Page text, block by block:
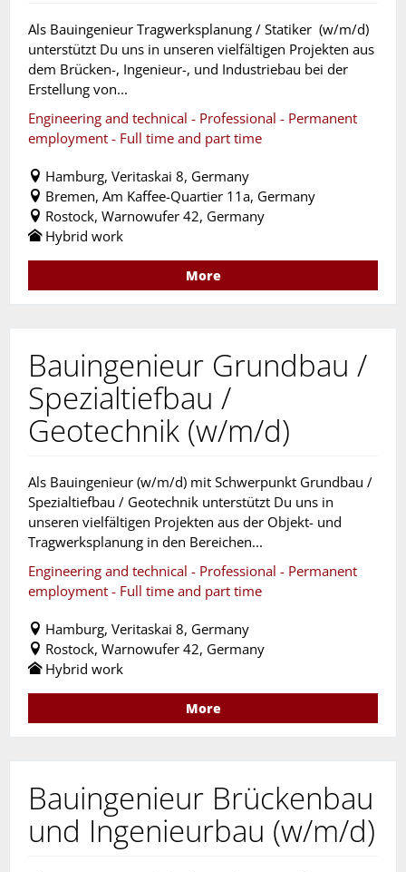
Als Bauingenieur Tragwerksplanung / Statiker (w/m/d)
unterstützt Du uns in unseren vielfältigen Projekten aus
dem Brücken-, Ingenieur-, und Industriebau bei der
Erstellung von...
Engineering and technical - Professional - Permanent
employment - Full time and part time
Hamburg, Veritaskai 8, Germany
Bremen, Am Kaffee-Quartier 11a, Germany
Rostock, Warnowufer 42, Germany
Hybrid work
More
Bauingenieur Grundbau /
Spezialtiefbau /
Geotechnik (w/m/d)
Als Bauingenieur (w/m/d) mit Schwerpunkt Grundbau /
Spezialtiefbau / Geotechnik unterstützt Du uns in
unseren vielfältigen Projekten aus der Objekt- und
Tragwerksplanung in den Bereichen...
Engineering and technical - Professional - Permanent
employment - Full time and part time
Hamburg, Veritaskai 8, Germany
Rostock, Warnowufer 42, Germany
Hybrid work
More
Bauingenieur Brückenbau
und Ingenieurbau (w/m/d)